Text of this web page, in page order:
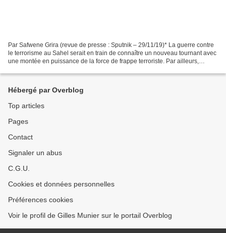
Par Safwene Grira (revue de presse : Sputnik – 29/11/19)* La guerre contre
le terrorisme au Sahel serait en train de connaître un nouveau tournant avec
une montée en puissance de la force de frappe terroriste. Par ailleurs,
Hébergé par Overblog
Top articles
Pages
Contact
Signaler un abus
C.G.U.
Cookies et données personnelles
Préférences cookies
Voir le profil de Gilles Munier sur le portail Overblog